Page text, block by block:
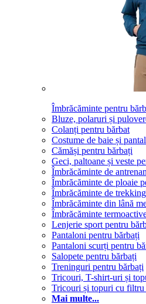
Îmbrăcăminte pentru
Bluze, polaruri și
Colanți pentru bărbat
Costume de baie și
Cămăși pentru bărbați
Geci, paltoane și veste
Îmbrăcăminte de
Îmbrăcăminte de ploaie
Îmbrăcăminte de
Îmbrăcăminte din lână
Îmbrăcăminte
Lenjerie sport pentru
Pantaloni pentru bărbați
Pantaloni scurți pentru
Salopete pentru bărbați
Treninguri pentru bărbați
Tricouri, T-shirt-uri și
Tricouri și topuri cu
Mai multe...